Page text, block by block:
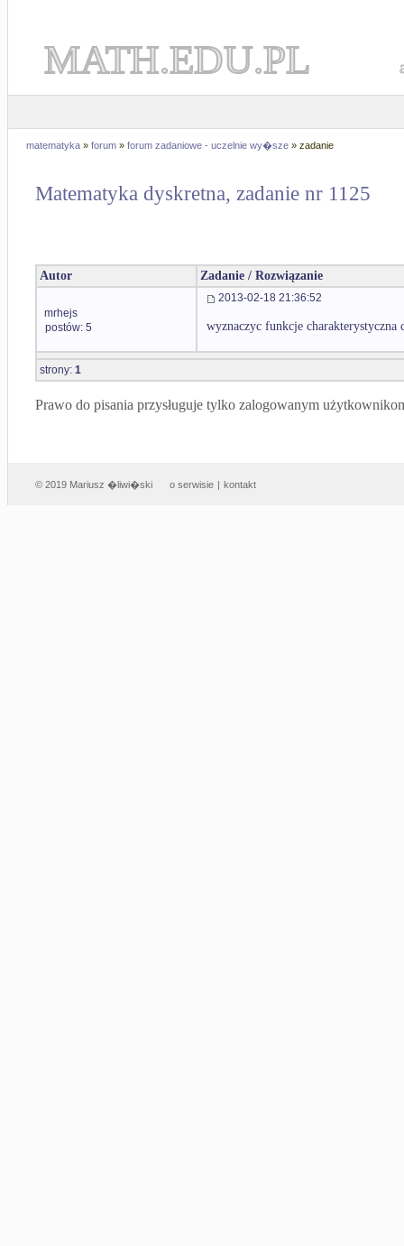
MATH.EDU.PL
matematyka » forum » forum zadaniowe - uczelnie wy�sze » zadanie
Matematyka dyskretna, zadanie nr 1125
Autor Zadanie / Rozwiązanie
mrhejs
postów: 5
2013-02-18 21:36:52
wyznaczyc funkcje
strony: 1
Prawo do pisania przysługuje tylko zalogowanym
© 2019 Mariusz �liwi�ski o serwisie | kontakt